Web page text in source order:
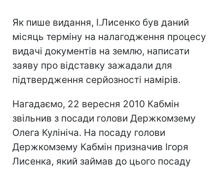
Як пише видання, І.Лисенко був даний
місяць терміну на налагодження процесу
видачі документів на землю, написати
заяву про відставку зажадали для
підтвердження серйозності намірів.
Нагадаємо, 22 вересня 2010 Кабмін
звільнив з посади голови Держкомзему
Олега Кулініча. На посаду голови
Держкомзему Кабмін призначив Ігоря
Лисенка, який займав до цього посаду